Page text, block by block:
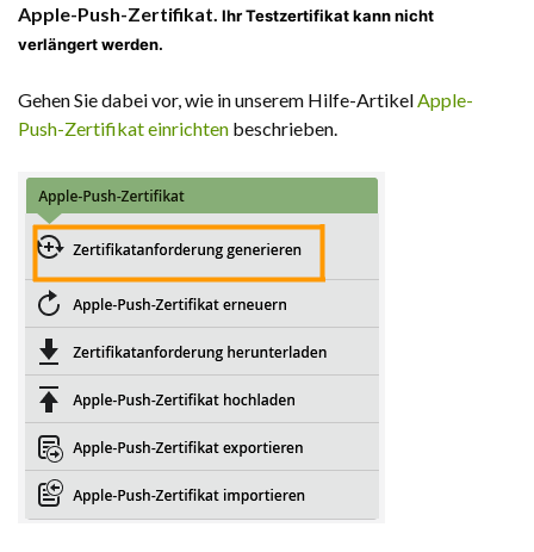
Apple-Push-Zertifikat. Ihr Testzertifikat kann nicht
verlängert werden.
Gehen Sie dabei vor, wie in unserem Hilfe-ArtikelApple-
Push-Zertifikat einrichten beschrieben.